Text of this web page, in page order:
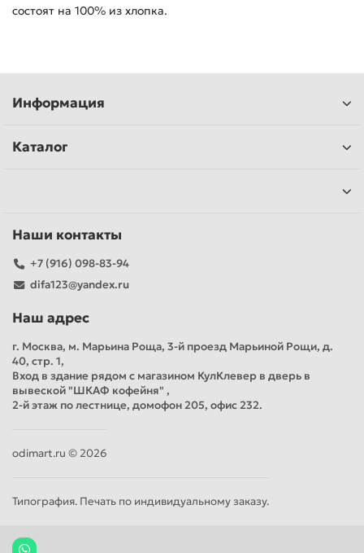
состоят на 100% из хлопка.
Информация
Каталог
Наши контакты
+7 (916) 098-83-94
difa123@yandex.ru
Наш адрес
г. Москва, м. Марьина Роща, 3-й проезд Марьиной Рощи, д.
40, стр. 1,
Вход в здание рядом с магазином КулКлевер в дверь в
вывеской "ШКАФ кофейня" ,
2-й этаж по лестнице, домофон 205, офис 232.
odimart.ru © 2026
Типография. Печать по индивидуальному заказу.